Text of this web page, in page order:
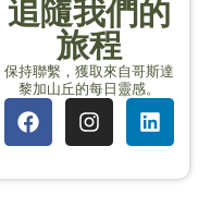
追隨我們的
旅程
保持聯繫，獲取來自哥斯達
黎加山丘的每日靈感。